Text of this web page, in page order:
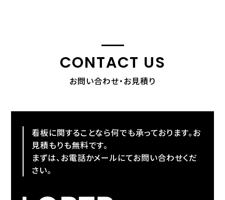
CONTACT US
お問い合わせ・お見積り
看板に関することなら何でも承っております。お
見積もりも無料です。
まずは、お電話かメールにてお問い合わせくだ
さい。